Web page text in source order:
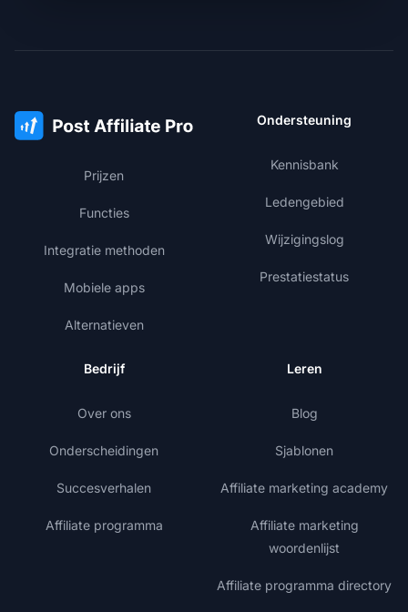
Prijzen
Functies
Integratie methoden
Mobiele apps
Alternatieven
Ondersteuning
Kennisbank
Ledengebied
Wijzigingslog
Prestatiestatus
Bedrijf
Over ons
Onderscheidingen
Succesverhalen
Affiliate programma
Leren
Blog
Sjablonen
Affiliate marketing academy
Affiliate marketing
woordenlijst
Affiliate programma directory